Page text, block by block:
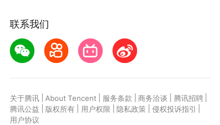
联系我们
关于腾讯 About Tencent 服务条款 商务洽谈 腾讯招聘
腾讯公益
版权所有 用户权限 隐私政策 侵权投诉指引
用户协议